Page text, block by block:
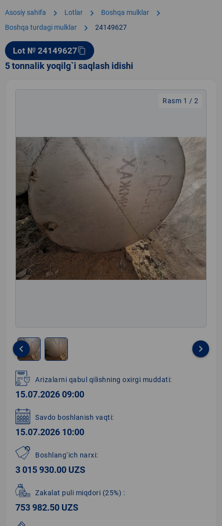
Asosiy sahifa chevron_right Lotlar chevron_right Boshqa mulklar chevron_right
Boshqa turdagi mulklar chevron_right 24149627
Lot № 24149627content_copy
5 tonnalik yoqilg`i saqlash idishi
Rasm 1 / 2
1
of
2
keyboard_arrow_left keyboard_arrow_right
Arizalarni qabul qilishning oxirgi muddati:
15.07.2026 09:00
Savdo boshlanish vaqti:
15.07.2026 10:00
Boshlang‘ich narxi:
3 015 930.00 UZS
Zakalat puli miqdori (25%) :
753 982.50 UZS